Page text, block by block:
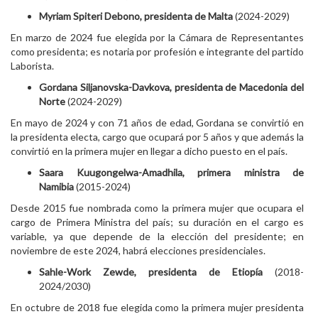
Myriam Spiteri Debono, presidenta de Malta(2024-2029)
En marzo de 2024 fue elegida por la Cámara de Representantes
como presidenta; es notaria por profesión e integrante del partido
Laborista.
Gordana Siljanovska-Davkova, presidenta de Macedonia del
Norte(2024-2029)
En mayo de 2024 y con 71 años de edad, Gordana se convirtió en
la presidenta electa, cargo que ocupará por 5 años y que además la
convirtió en la primera mujer en llegar a dicho puesto en el país.
Saara Kuugongelwa-Amadhila, primera ministra de
Namibia(2015-2024)
Desde 2015 fue nombrada como la primera mujer que ocupara el
cargo de Primera Ministra del país; su duración en el cargo es
variable, ya que depende de la elección del presidente; en
noviembre de este 2024, habrá elecciones presidenciales.
Sahle-Work Zewde, presidenta de Etiopía (2018-
2024/2030)
En octubre de 2018 fue elegida como la primera mujer presidenta